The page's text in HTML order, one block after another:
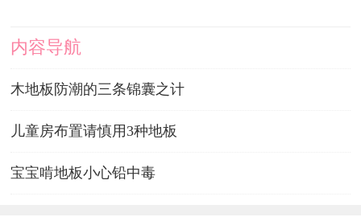
内容导航
木地板防潮的三条锦囊之计
儿童房布置请慎用3种地板
宝宝啃地板小心铅中毒